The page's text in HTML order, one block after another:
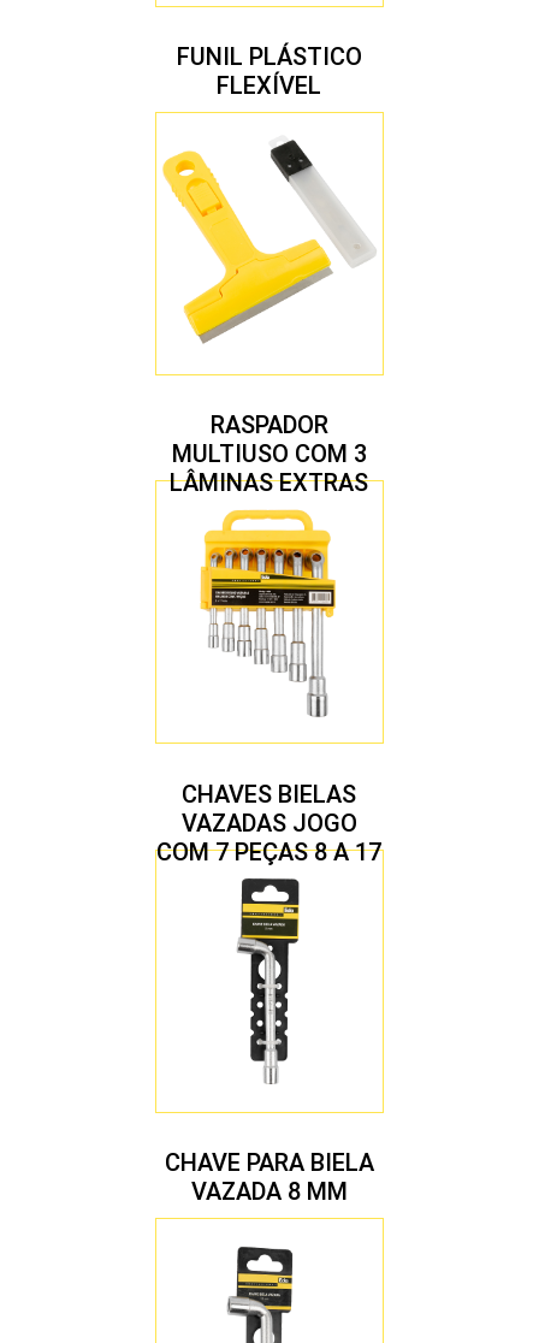
FUNIL PLÁSTICO
FLEXÍVEL
RASPADOR
MULTIUSO COM 3
LÂMINAS EXTRAS
CHAVES BIELAS
VAZADAS JOGO
COM 7 PEÇAS 8 A 17
MM
CHAVE PARA BIELA
VAZADA 8 MM